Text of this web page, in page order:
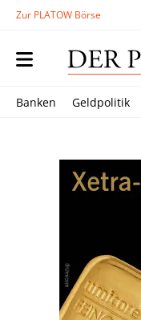
Zur PLATOW Börse
Banken Geldpolitik